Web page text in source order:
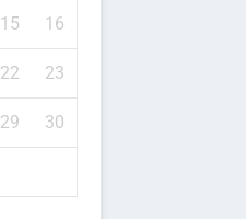
15 16
22 23
29 30